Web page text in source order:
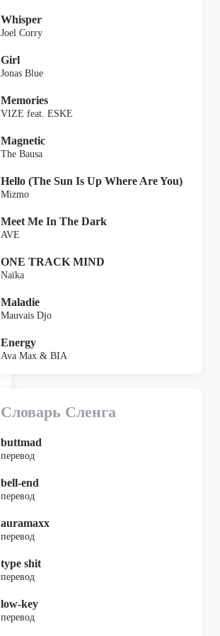
Whisper
Joel Corry
Girl
Jonas Blue
Memories
VIZE feat. ESKE
Magnetic
The Bausa
Hello (The Sun Is Up Where Are You)
Mizmo
Meet Me In The Dark
AVE
ONE TRACK MIND
Naïka
Maladie
Mauvais Djo
Energy
Ava Max & BIA
Словарь Сленга
buttmad
перевод
bell-end
перевод
auramaxx
перевод
type shit
перевод
low-key
перевод